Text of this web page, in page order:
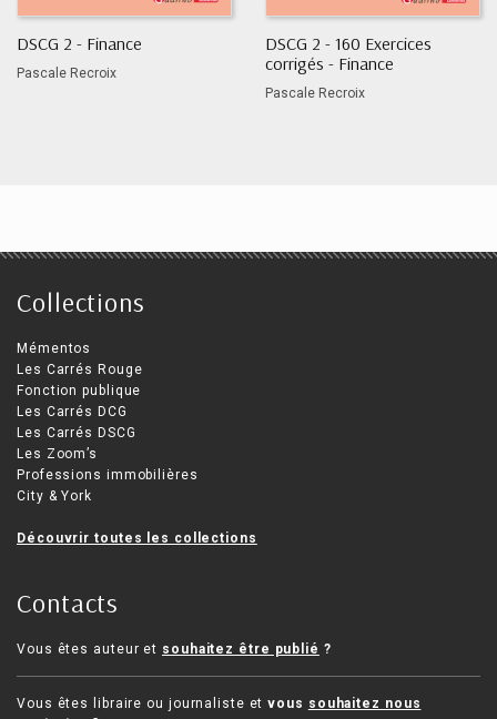
DSCG 2 - Finance
Pascale Recroix
DSCG 2 - 160 Exercices
corrigés - Finance
Pascale Recroix
Collections
Mémentos
Les Carrés Rouge
Fonction publique
Les Carrés DCG
Les Carrés DSCG
Les Zoom’s
Professions immobilières
City & York
Découvrir toutes les collections
Contacts
Vous êtes auteur et souhaitez être publié ?
Vous êtes libraire ou journaliste etvous souhaitez nous